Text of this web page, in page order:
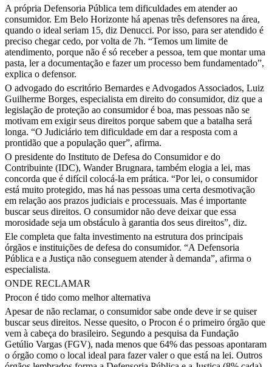
A própria Defensoria Pública tem dificuldades em atender ao
consumidor. Em Belo Horizonte há apenas três defensores na área,
quando o ideal seriam 15, diz Denucci. Por isso, para ser atendido é
preciso chegar cedo, por volta de 7h. “Temos um limite de
atendimento, porque não é só receber a pessoa, tem que montar uma
pasta, ler a documentação e fazer um processo bem fundamentado”,
explica o defensor.
O advogado do escritório Bernardes e Advogados Associados, Luiz
Guilherme Borges, especialista em direito do consumidor, diz que a
legislação de proteção ao consumidor é boa, mas pessoas não se
motivam em exigir seus direitos porque sabem que a batalha será
longa. “O Judiciário tem dificuldade em dar a resposta com a
prontidão que a população quer”, afirma.
O presidente do Instituto de Defesa do Consumidor e do
Contribuinte (IDC), Wander Brugnara, também elogia a lei, mas
concorda que é difícil colocá-la em prática. “Por lei, o consumidor
está muito protegido, mas há nas pessoas uma certa desmotivação
em relação aos prazos judiciais e processuais. Mas é importante
buscar seus direitos. O consumidor não deve deixar que essa
morosidade seja um obstáculo à garantia dos seus direitos”, diz.
Ele completa que falta investimento na estrutura dos principais
órgãos e instituições de defesa do consumidor. “A Defensoria
Pública e a Justiça não conseguem atender à demanda”, afirma o
especialista.
ONDE RECLAMAR
Procon é tido como melhor alternativa
Apesar de não reclamar, o consumidor sabe onde deve ir se quiser
buscar seus direitos. Nesse quesito, o Procon é o primeiro órgão que
vem à cabeça do brasileiro. Segundo a pesquisa da Fundação
Getúlio Vargas (FGV), nada menos que 64% das pessoas apontaram
o órgão como o local ideal para fazer valer o que está na lei. Outros